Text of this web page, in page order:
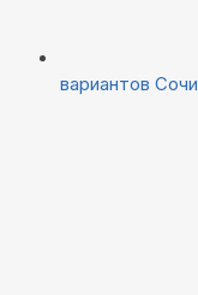
вариантов Сочи